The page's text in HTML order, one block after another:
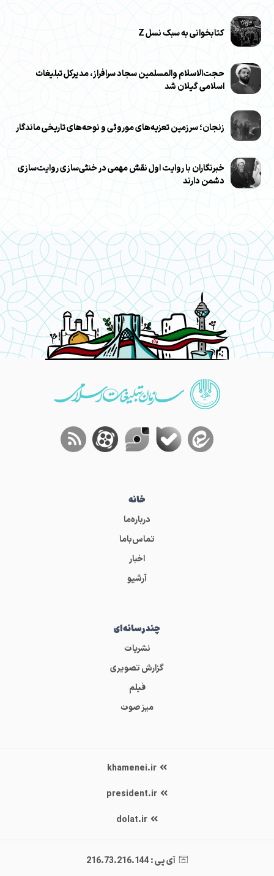
کتابخوانی به سبک نسل Z
حجت‌الاسلام والمسلمین سجاد سرافراز، مدیرکل تبلیغات
اسلامی گیلان شد
زنجان؛ سرزمین تعزیه‌های موروثی و نوحه‌های تاریخی ماندگار
خبرنگاران با روایت اول نقش مهمی در خنثی‌سازی روایت‌سازی
دشمن دارند
خانه
درباره‌ما
تماس‌باما
اخبار
آرشیو
چندرسانه‌ای
نشریات
گزارش تصویری
فیلم
میز صوت
khamenei.ir
president.ir
dolat.ir
آی پی : 216.73.216.144